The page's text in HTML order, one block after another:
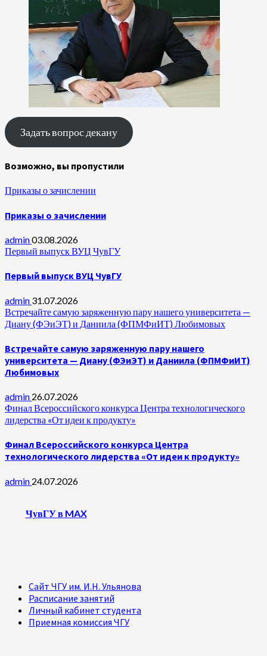
Задать вопрос декану
Возможно, вы пропустили
Приказы о зачислении
Приказы о зачислении
admin03.08.2026
Первый выпуск ВУЦ ЧувГУ
Первый выпуск ВУЦ ЧувГУ
admin 31.07.2026
Встречайте самую заряженную пару нашего университета —
Диану (ФЭиЭТ) и Даниила (ФПМФиИТ) Любимовых
Встречайте самую заряженную пару нашего
университета — Диану (ФЭиЭТ) и Даниила (ФПМФиИТ)
Любимовых
admin 26.07.2026
Финал Всероссийского конкурса Центра технологического
лидерства «От идеи к продукту»
Финал Всероссийского конкурса Центра
технологического лидерства «От идеи к продукту»
admin 24.07.2026
ЧувГУ в MAX
Сайт ЧГУ им. И.Н. Ульянова
Расписание занятий
Личный кабинет студента
Приемная комиссия ЧГУ